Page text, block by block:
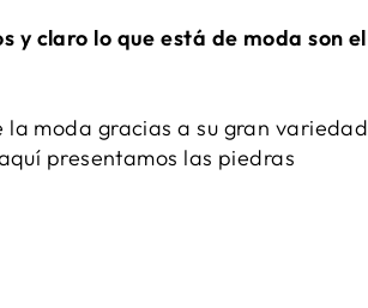
y claro lo que está de moda son el
moda gracias a su gran variedad
presentamos las piedras